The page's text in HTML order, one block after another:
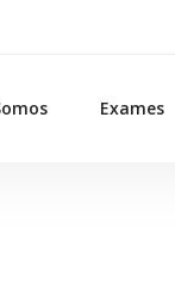
Exames